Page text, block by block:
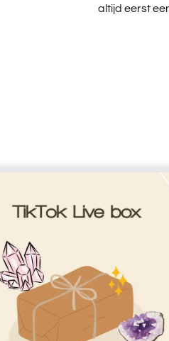
altijd eerst